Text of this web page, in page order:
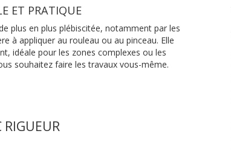
ET PRATIQUE
plus en plus plébiscitée, notamment par les
à appliquer au rouleau ou au pinceau. Elle
idéale pour les zones complexes ou les
souhaitez faire les travaux vous-même.
RIGUEUR